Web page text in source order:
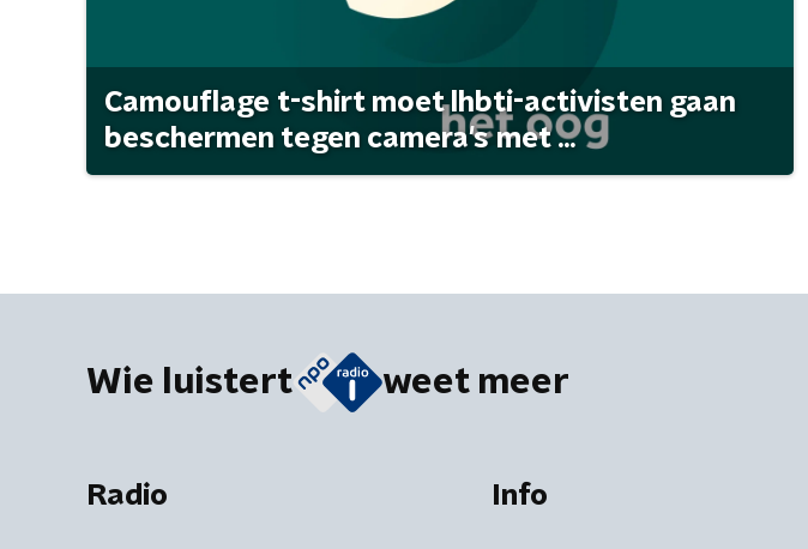
Camouflage t-shirt moet lhbti-activisten gaan
beschermen tegen camera's met ...
Wie luistert weet meer
Radio Info